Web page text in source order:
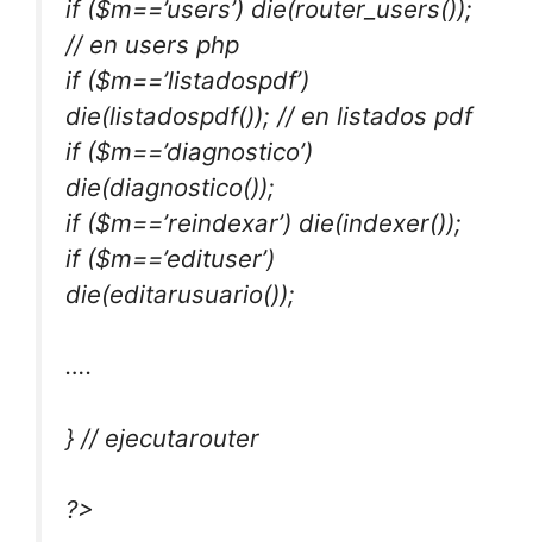
if ($m==’users’) die(router_users());
// en users php
if ($m==’listadospdf’)
die(listadospdf()); // en listados pdf
if ($m==’diagnostico’)
die(diagnostico());
if ($m==’reindexar’) die(indexer());
if ($m==’edituser’)
die(editarusuario());
….
} // ejecutarouter
?>